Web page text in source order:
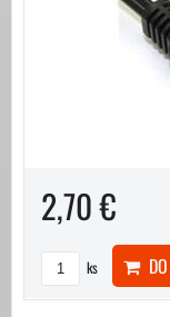
2,70 €
ks DO